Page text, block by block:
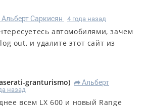
Альберт Саркисян 4 года назад
автомобилями, зачем
out, и удалите этот сайт из
granturismo) R Альберт
назад
всем LX 600 и новый Range